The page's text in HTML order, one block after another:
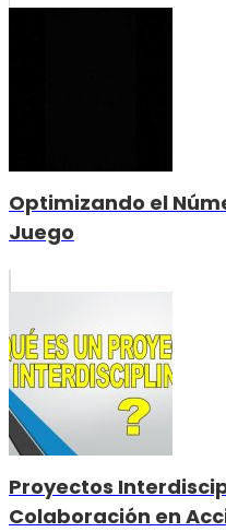
Optimizando el
Juego
Proyectos
Colaboración en